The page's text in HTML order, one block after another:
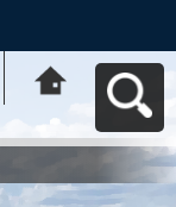
動応援ｻｲﾄ はち
コミねっとへ戻